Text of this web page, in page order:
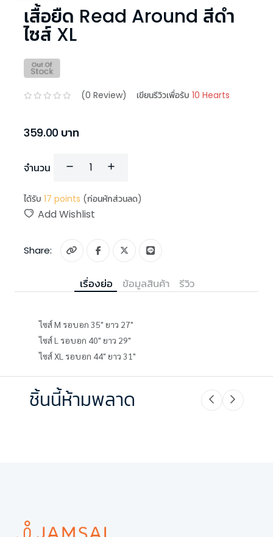
เสื้อยืด Read Around สีดำ
ไซส์ XL
(0 Review) เขียนรีวิวเพื่อรับ 10 Hearts
359.00 บาท
จำนวน
ได้รับ 17 points (ก่อนหักส่วนลด)
Add Wishlist
Share:
เรื่องย่อ ข้อมูลสินค้า รีวิว
ไซส์ M รอบอก 35" ยาว 27"
ไซส์ L รอบอก 40" ยาว 29"
ไซส์ XL รอบอก 44" ยาว 31"
ชิ้นนี้ห้ามพลาด